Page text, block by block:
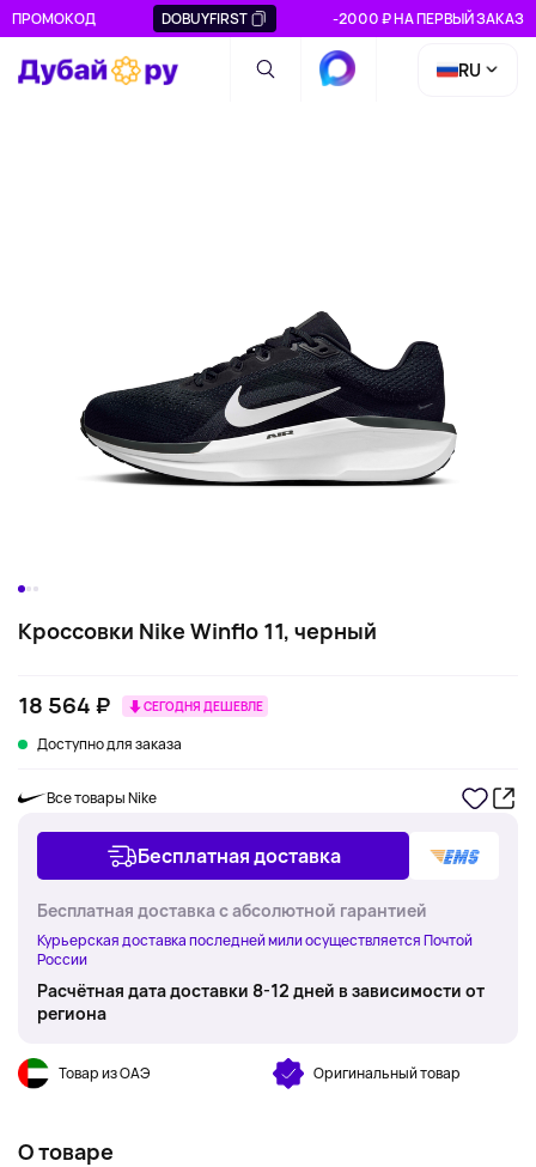
ПРОМОКОД DOBUYFIRST -2000 ₽ НА ПЕРВЫЙ ЗАКАЗ
RU
Кроссовки Nike Winflo 11, черный
18 564 ₽ СЕГОДНЯ ДЕШЕВЛЕ
Доступно для заказа
Все товары Nike
Бесплатная доставка
Бесплатная доставка с абсолютной гарантией
Курьерская доставка последней мили осуществляется Почтой
России
Расчётная дата доставки 8-12 дней в зависимости от
региона
Товар из ОАЭ Оригинальный товар
О товаре